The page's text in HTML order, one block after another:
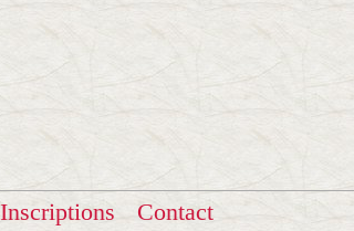
Inscriptions Contact